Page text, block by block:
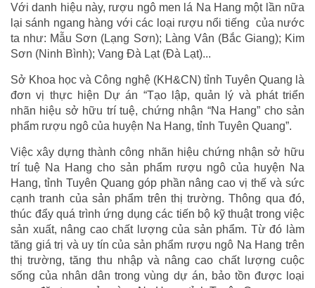
Với danh hiệu này, rượu ngô men lá Na Hang một lần nữa
lại sánh ngang hàng với các loại rượu nổi tiếng của nước
ta như: Mẫu Sơn (Lạng Sơn); Làng Vân (Bắc Giang); Kim
Sơn (Ninh Bình); Vang Đà Lạt (Đà Lạt)...
Sở Khoa học và Công nghệ (KH&CN) tỉnh Tuyên Quang là
đơn vị thực hiện Dự án “Tạo lập, quản lý và phát triển
nhãn hiệu sở hữu trí tuệ, chứng nhận “Na Hang” cho sản
phẩm rượu ngô của huyện Na Hang, tỉnh Tuyên Quang”.
Việc xây dựng thành công nhãn hiệu chứng nhận sở hữu
trí tuệ Na Hang cho sản phẩm rượu ngô của huyện Na
Hang, tỉnh Tuyên Quang góp phần nâng cao vị thế và sức
cạnh tranh của sản phẩm trên thị trường. Thông qua đó,
thúc đẩy quá trình ứng dụng các tiến bộ kỹ thuật trong việc
sản xuất, nâng cao chất lượng của sản phẩm. Từ đó làm
tăng giá trị và uy tín của sản phẩm rượu ngô Na Hang trên
thị trường, tăng thu nhập và nâng cao chất lượng cuộc
sống của nhân dân trong vùng dự án, bảo tồn được loại